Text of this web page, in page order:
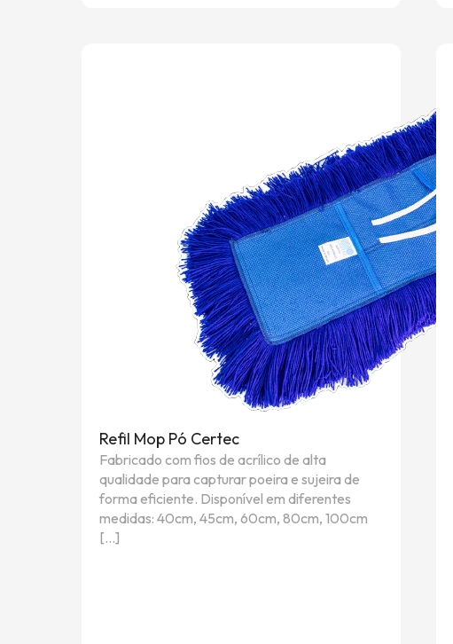
Refil Mop Pó Certec
Fabricado com fios de acrílico de alta
qualidade para capturar poeira e sujeira de
forma eficiente. Disponível em diferentes
medidas: 40cm, 45cm, 60cm, 80cm, 100cm
[…]